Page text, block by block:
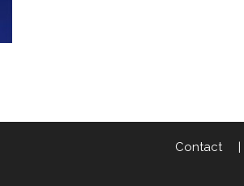
Contact|